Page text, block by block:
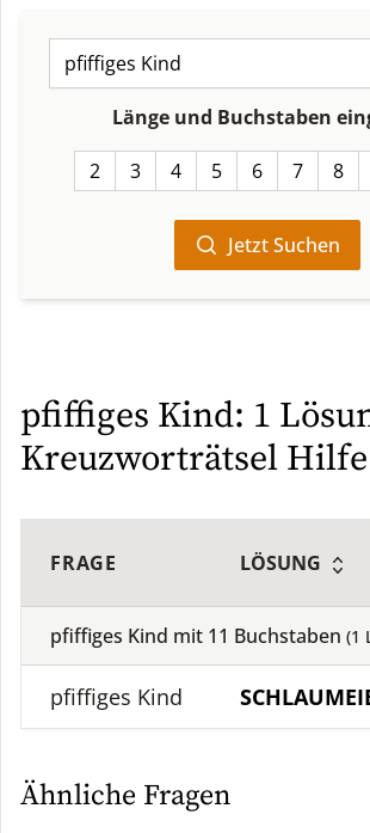
Länge und Buchstaben
2 3 4 5 6 7 8
Jetzt Suchen
pfiffiges Kind: 1
Kreuzworträtsel Hilfe
FRAGE LÖSUNG
pfiffiges Kind mit 11 Buchstaben (1
pfiffiges Kind
Ähnliche Fragen